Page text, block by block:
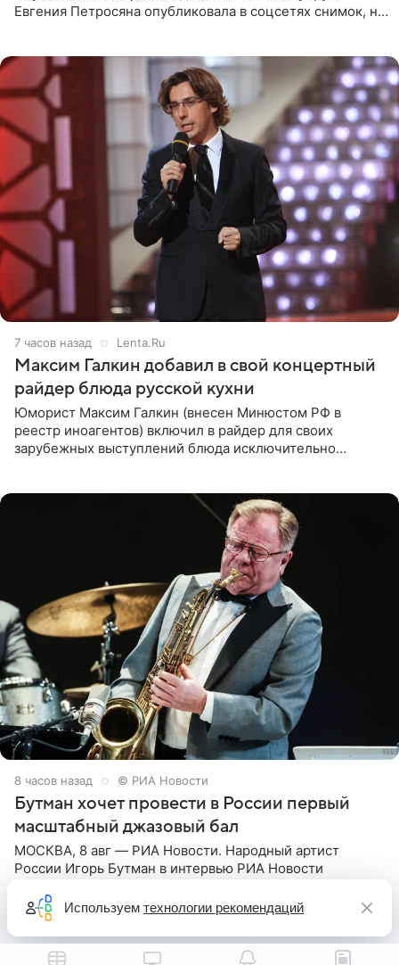
Евгения Петросяна опубликовала в соцсетях снимок, на
7 часов назад Lenta.Ru
Максим Галкин добавил в свой концертный
райдер блюда русской кухни
Юморист Максим Галкин (внесен Минюстом РФ в
реестр иноагентов) включил в райдер для своих
зарубежных выступлений блюда исключительно
8 часов назад © РИА Новости
Бутман хочет провести в России первый
масштабный джазовый бал
МОСКВА, 8 авг — РИА Новости. Народный артист
России Игорь Бутман в интервью РИА Новости
Санкт-Петербурге первый масштабный джазовый бал,
который объединит джаз,
Используем технологии рекомендаций